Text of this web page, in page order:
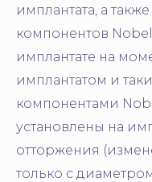
имплантата, а
компонентов
имплантате на
имплантатом и
компонентами
установлены на
отторжения
только с